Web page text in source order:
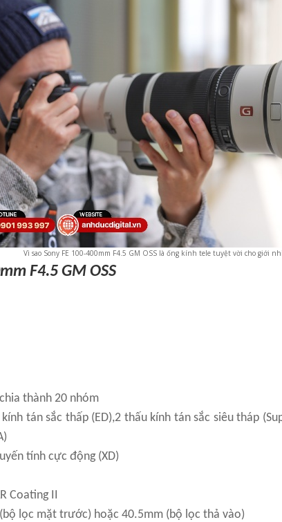
Vì sao Sony FE 100-400mm F4.5 GM OSS là ống kính tele tuyệt vời cho giới
F4.5 GM OSS
thành 20 nhóm
tán sắc thấp (ED),2 thấu kính tán sắc siêu tháp
tính cực động (XD)
Coating II
lọc mặt trước) hoặc 40.5mm (bộ lọc thả vào)